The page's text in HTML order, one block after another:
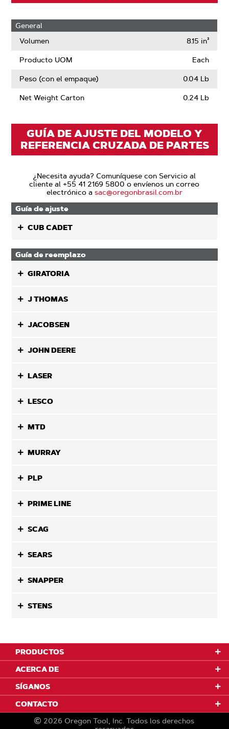
General
Volumen
8.15 in³
Producto UOM Each
Peso (con el empaque) 0.04 Lb
Net Weight Carton 0.24 Lb
GUÍA DE AJUSTE DEL MODELO Y
REFERENCIA CRUZADA DE PARTES
¿Necesita ayuda? Comuníquese con Servicio al
cliente al +55 41 2169 5800 o envíenos un correo
electrónico a sac@oregonbrasil.com.br
Guía de ajuste
CUB CADET
Guía de reemplazo
GIRATORIA
J THOMAS
JACOBSEN
JOHN DEERE
LASER
LESCO
MTD
MURRAY
PLP
PRIME LINE
SCAG
SEARS
SNAPPER
STENS
PRODUCTOS
ACERCA DE
SÍGANOS
CONTACTO
2026 Oregon Tool, Inc. Todos los derechos